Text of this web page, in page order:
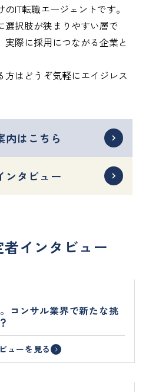
IT転職エージェントです。
選択肢が狭まりやすい層で
実際に採用につながる企業と
はどうぞ気軽にエイジレス
内はこちら
ンタビュー
インタビュー
コンサル業界で新たな挑
ューを見る